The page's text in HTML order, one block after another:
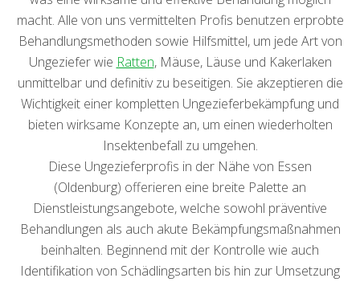
macht. Alle von uns vermittelten Profis benutzen erprobte
Behandlungsmethoden sowie Hilfsmittel, um jede Art von
Ungeziefer wie Ratten, Mäuse, Läuse und Kakerlaken
unmittelbar und definitiv zu beseitigen. Sie akzeptieren die
Wichtigkeit einer kompletten Ungezieferbekämpfung und
bieten wirksame Konzepte an, um einen wiederholten
Insektenbefall zu umgehen.
Diese Ungezieferprofis in der Nähe von Essen
(Oldenburg) offerieren eine breite Palette an
Dienstleistungsangebote, welche sowohl präventive
Behandlungen als auch akute Bekämpfungsmaßnahmen
beinhalten. Beginnend mit der Kontrolle wie auch
Identifikation von Schädlingsarten bis hin zur Umsetzung